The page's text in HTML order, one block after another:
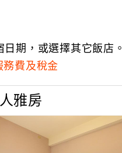
日期，或選擇其它飯店。
務費及稅金
雅房